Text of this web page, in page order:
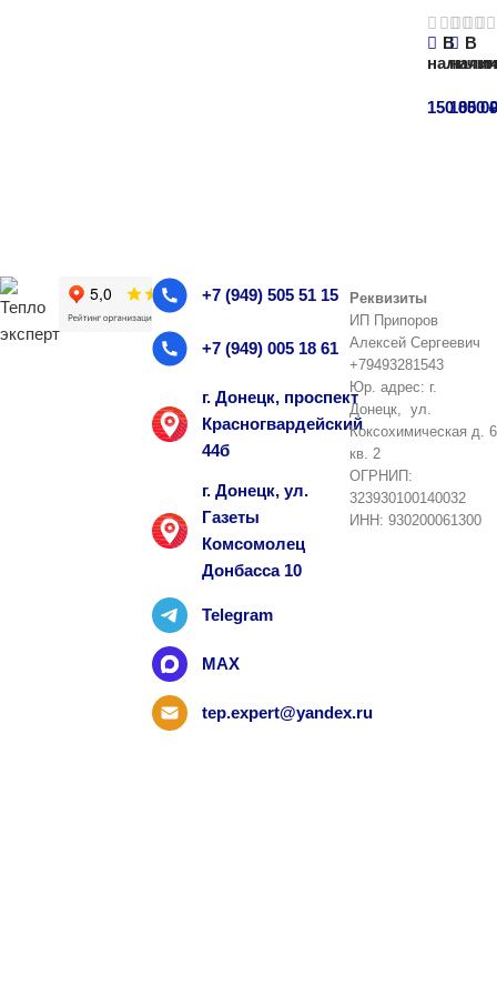
В
наличии
150 000
В
185
+7 (949) 505 51 15
+7 (949) 005 18 61
г. Донецк, проспект
Красногвардейский
44б
г. Донецк, ул.
Газеты
Комсомолец
Донбасса 10
Telegram
MAX
tep.expert@yandex.ru
Реквизиты
ИП Припоров
Алексей Сергеевич
+79493281543
Юр. адрес: г.
Донецк, ул.
Коксохимическая д. 6
кв. 2
ОГРНИП:
323930100140032
ИНН: 930200061300